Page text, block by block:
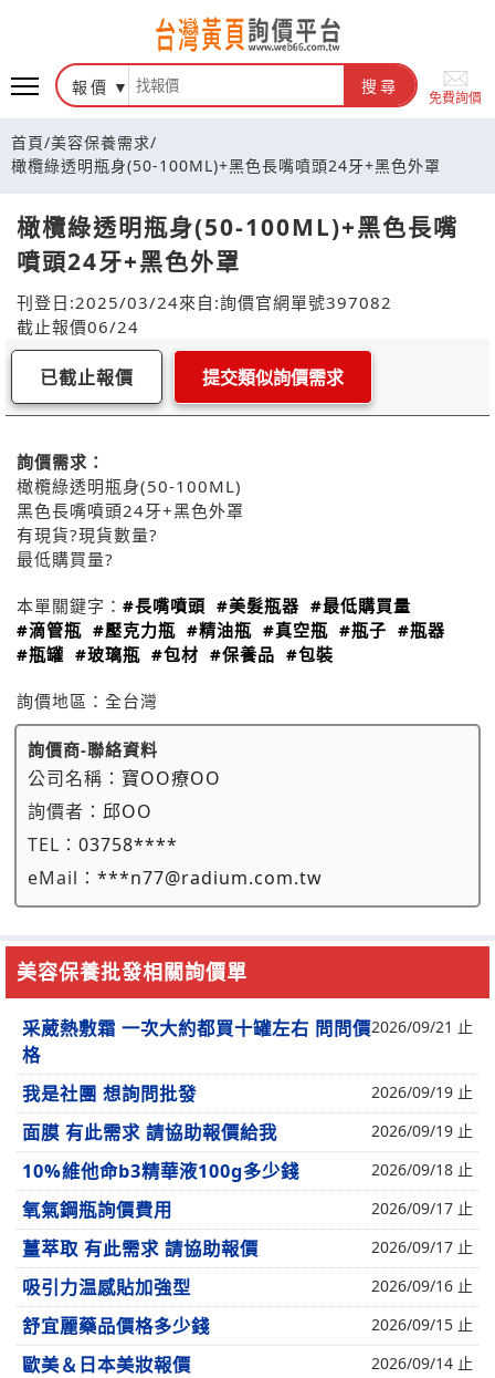
報價 搜尋
免費詢價
首頁/美容保養需求/
橄欖綠透明瓶身(50-100ML)+黑色長嘴噴頭24牙+黑色外罩
橄欖綠透明瓶身(50-100ML)+黑色長嘴
噴頭24牙+黑色外罩
刊登日:2025/03/24來自:詢價官網單號397082
截止報價06/24
已截止報價 提交類似詢價需求
詢價需求：
橄欖綠透明瓶身(50-100ML)
黑色長嘴噴頭24牙+黑色外罩
有現貨?現貨數量?
最低購買量?
本單關鍵字： #長嘴噴頭 #美髮瓶器 #最低購買量
#滴管瓶 #壓克力瓶 #精油瓶 #真空瓶 #瓶子 #瓶器
#瓶罐 #玻璃瓶 #包材 #保養品 #包裝
詢價地區： 全台灣
詢價商-聯絡資料
公司名稱： 寶OO療OO
詢價者： 邱OO
TEL： 03758****
eMail： ***n77@radium.com.tw
美容保養批發相關詢價單
采葳熱敷霜 一次大約都買十罐左右 問問價
格
2026/09/21 止
我是社團 想詢問批發 2026/09/19 止
面膜 有此需求 請協助報價給我 2026/09/19 止
10%維他命b3精華液100g多少錢 2026/09/18 止
氧氣鋼瓶詢價費用 2026/09/17 止
薑萃取 有此需求 請協助報價 2026/09/17 止
吸引力温感貼加強型 2026/09/16 止
舒宜麗藥品價格多少錢 2026/09/15 止
歐美＆日本美妝報價 2026/09/14 止